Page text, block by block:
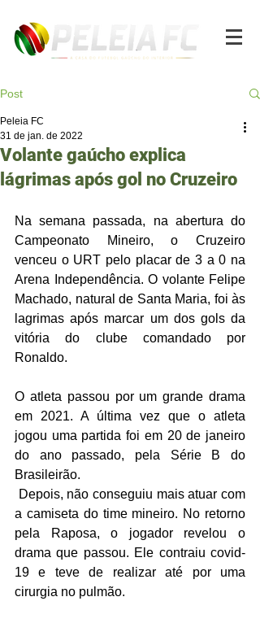
Post
Volante gaúcho explica
lágrimas após gol no Cruzeiro
Peleia FC
31 de jan. de 2022
Na semana passada, na abertura do
Campeonato Mineiro, o Cruzeiro
venceu o URT pelo placar de 3 a 0 na
Arena Independência. O volante Felipe
Machado, natural de Santa Maria, foi às
lagrimas após marcar um dos gols da
vitória do clube comandado por
Ronaldo.
O atleta passou por um grande drama
em 2021. A última vez que o atleta
jogou uma partida foi em 20 de janeiro
do ano passado, pela Série B do
Brasileirão.
a camiseta do time mineiro. No retorno
pela Raposa, o jogador revelou o
drama que passou. Ele contraiu covid-
19 e teve de realizar até por uma
cirurgia no pulmão.